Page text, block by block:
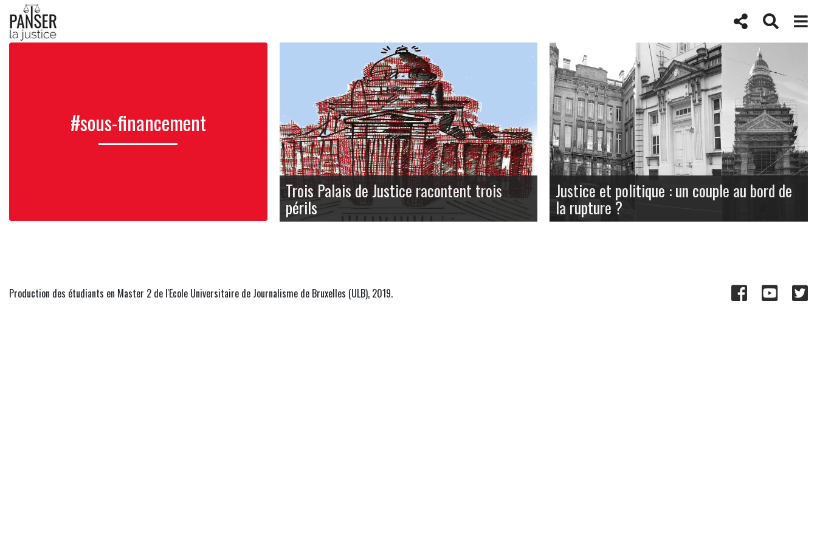
#sous-financement
Trois Palais de Justice racontent trois
périls
Justice et politique : un couple au bord de
la rupture ?
Production des étudiants en Master 2 de l'Ecole Universitaire de Journalisme de Bruxelles (ULB), 2019.